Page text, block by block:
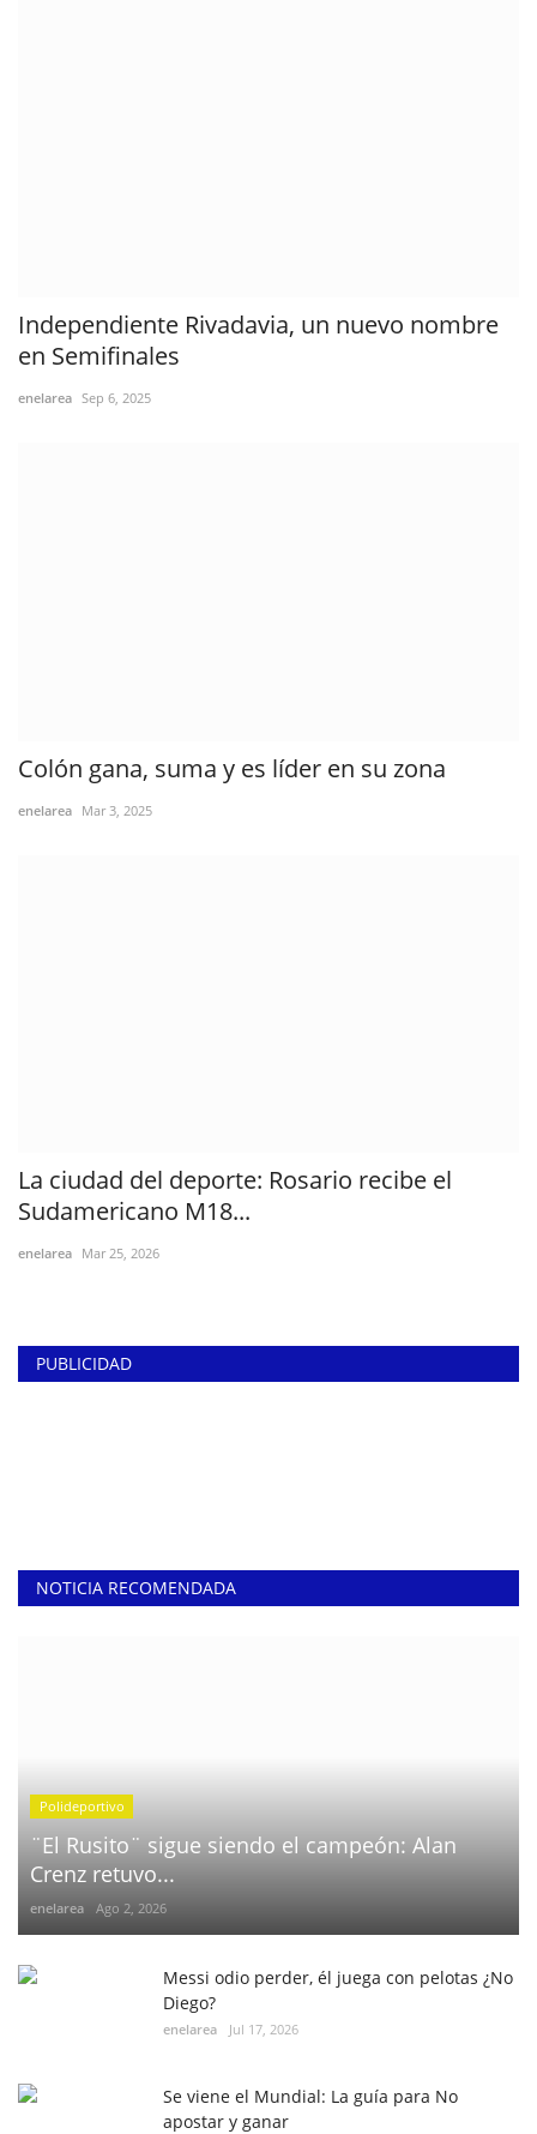
Independiente Rivadavia, un nuevo nombre
en Semifinales
enelarea Sep 6, 2025
Colón gana, suma y es líder en su zona
enelarea Mar 3, 2025
La ciudad del deporte: Rosario recibe el
Sudamericano M18...
enelarea Mar 25, 2026
PUBLICIDAD
NOTICIA RECOMENDADA
Polideportivo
¨El Rusito¨ sigue siendo el campeón: Alan
Crenz retuvo...
enelarea Ago 2, 2026
Messi odio perder, él juega con pelotas ¿No
Diego?
enelarea Jul 17, 2026
Se viene el Mundial: La guía para No
apostar y ganar